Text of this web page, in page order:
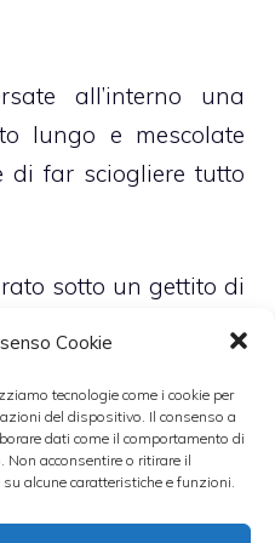
Cookie
tecnologie come i cookie per
del dispositivo. Il consenso a
dati come il comportamento di
acconsentire o ritirare il
alcune caratteristiche e funzioni.
all’interno una
lungo e mescolate
di far sciogliere tutto
sotto un gettito di
per